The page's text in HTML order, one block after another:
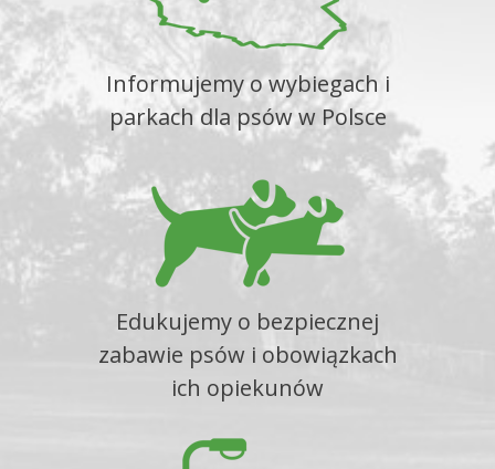
Informujemy o wybiegach i
parkach dla psów w Polsce
Edukujemy o bezpiecznej
zabawie psów i obowiązkach
ich opiekunów